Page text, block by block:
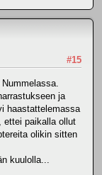
#15
ja
haastattelemassa
ettei paikalla ollut
olikin sitten
kuulolla...